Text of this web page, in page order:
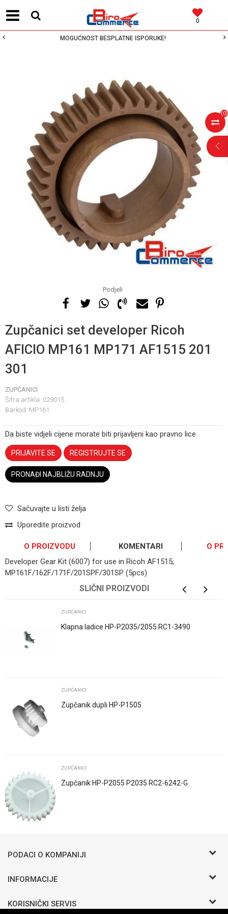
0
MOGUĆNOST BESPLATNE ISPORUKE!
(0)
Podjeli
Zupčanici set developer Ricoh
AFICIO MP161 MP171 AF1515 201
301
ZUPČANICI
Šifra artikla: 029015
Barkod: MP161
Da biste vidjeli cijene morate biti prijavljeni kao pravno lice.
PRIJAVITE SE REGISTRUJTE SE
PRONAĐI NAJBLIŽU RADNJU
Sačuvajte u listi želja
Uporedite proizvod
O PROIZVODU KOMENTARI
O
Developer Gear Kit (6007) for use in Ricoh AF1515;
MP161F/162F/171F/201SPF/301SP (5pcs)
Trenutno nema komentara
SLIČNI PROIZVODI
ZUPČANICI
Klapna ladice HP-P2035/2055 RC1-3490
ZUPČANICI
Zupčanik dupli HP-P1505
ZUPČANICI
Zupčanik HP-P2055 P2035 RC2-6242-G
PODACI O KOMPANIJI
BIRO COMMERCE D.O.O
Bosanska b.b.
INFORMACIJE
Zaposlenje
KORISNIČKI SERVIS